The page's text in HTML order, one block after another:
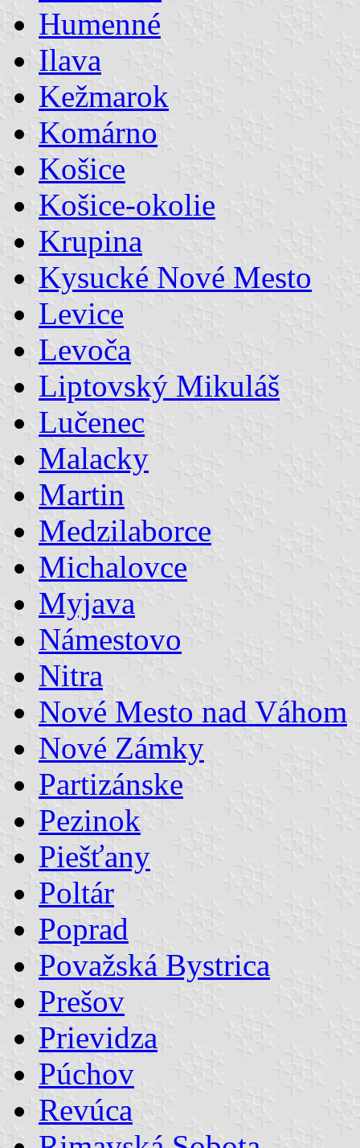
Humenné
Ilava
Kežmarok
Komárno
Košice
Košice-okolie
Krupina
Kysucké Nové Mesto
Levice
Levoča
Liptovský Mikuláš
Lučenec
Malacky
Martin
Medzilaborce
Michalovce
Myjava
Námestovo
Nitra
Nové Mesto nad Váhom
Nové Zámky
Partizánske
Pezinok
Piešťany
Poltár
Poprad
Považská Bystrica
Prešov
Prievidza
Púchov
Revúca